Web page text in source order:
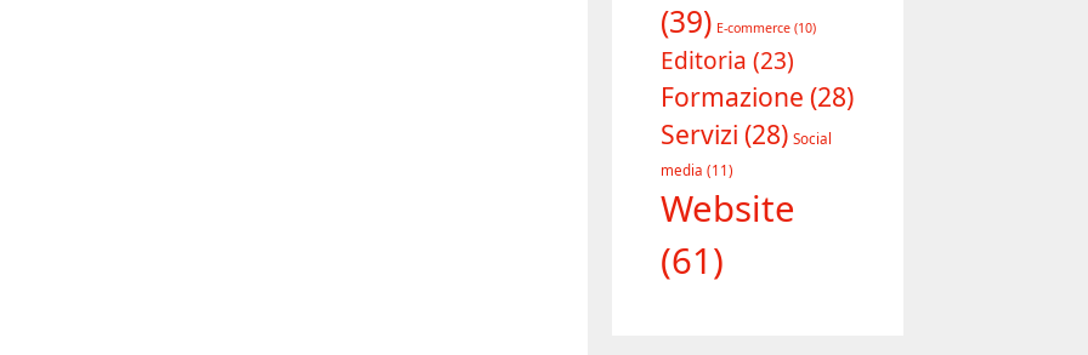
(39) E-commerce (10)
Editoria (23)
Formazione (28)
Servizi (28) Social
media (11)
Website
(61)